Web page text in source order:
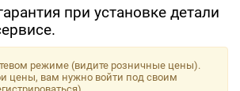
при установке детали
режиме (видите розничные цены).
цены, вам нужно войти под своим